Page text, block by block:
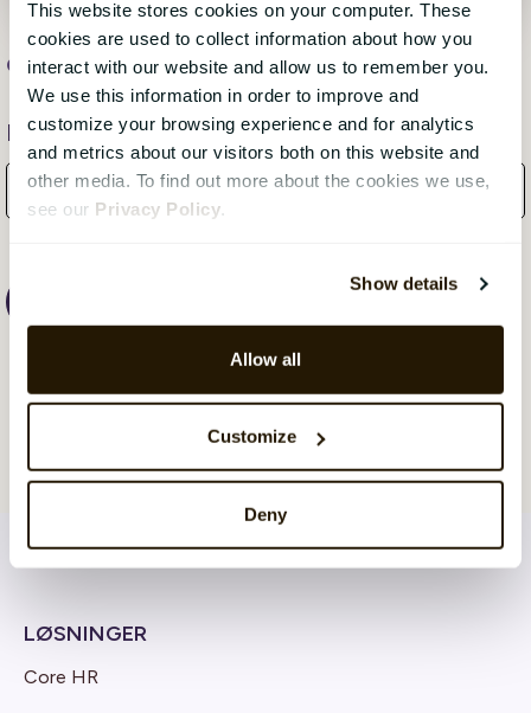
This website stores cookies on your computer. These
cookies are used to collect information about how you
interact with our website and allow us to remember you.
We use this information in order to improve and
customize your browsing experience and for analytics
and metrics about our visitors both on this website and
other media. To find out more about the cookies we use,
see our Privacy Policy.
Show details
Allow all
Customize
Deny
CatalystOne, 13. mai 2019
Få månedlige oppdateringer fra bloggen!
LØSNINGER
Core HR